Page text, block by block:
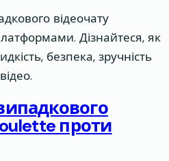
відеочату
Дізнайтеся, як
безпека, зручність
проти